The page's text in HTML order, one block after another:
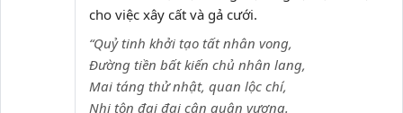
cho việc xây cất và gả cưới.
“Quỷ tinh khởi tạo tất nhân vong,
Đường tiền bất kiến chủ nhân lang,
Mai táng thử nhật, quan lộc chí,
Nhi tôn đại đại cận quân vương.